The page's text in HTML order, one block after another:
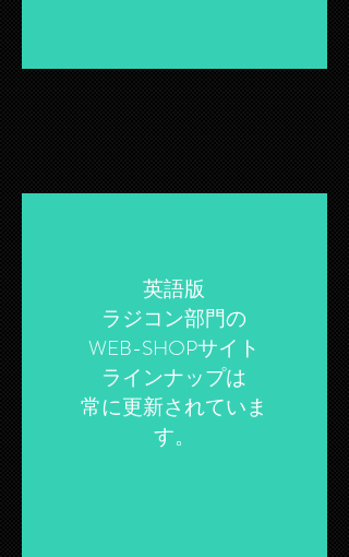
英語版
ラジコン部門の
WEB-SHOPサイト
ラインナップは
​常に更新されていま
す。